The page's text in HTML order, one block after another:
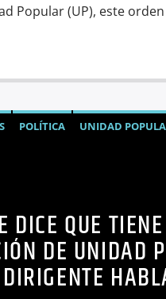
Popular (UP), este
POLÍTICA UNIDAD
DICE QUE
DE UNIDAD
DIRIGENTE